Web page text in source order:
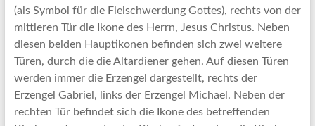
(als Symbol für die Fleischwerdung Gottes), rechts von der
mittleren Tür die Ikone des Herrn, Jesus Christus. Neben
diesen beiden Hauptikonen befinden sich zwei weitere
Türen, durch die die Altardiener gehen. Auf diesen Türen
werden immer die Erzengel dargestellt, rechts der
Erzengel Gabriel, links der Erzengel Michael. Neben der
rechten Tür befindet sich die Ikone des betreffenden